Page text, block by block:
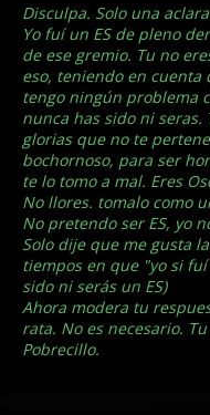
Disculpa. Solo una
Yo fuí un ES de pleno
de ese gremio. Tu no
eso, teniendo en cuenta
tengo ningún problema
nunca has sido ni
glorias que no te
bochornoso, para ser
te lo tomo a mal. Eres
No llores. tomalo como
No pretendo ser ES, yo
Solo dije que me gusta
tiempos en que "yo si
sido ni serás un ES)
Ahora modera tu
rata. No es necesario.
Pobrecillo.